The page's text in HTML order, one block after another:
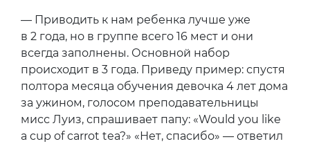
— Приводить к нам ребенка лучше уже
в 2 года, но в группе всего 16 мест и они
всегда заполнены. Основной набор
происходит в 3 года. Приведу пример: спустя
полтора месяца обучения девочка 4 лет дома
за ужином, голосом преподавательницы
мисс Луиз, спрашивает папу: «Would you like
a cup of carrot tea?» «Нет, спасибо» — ответил